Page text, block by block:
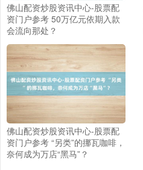
佛山配资炒股资讯中心-股票配
资门户参考 50万亿元依期入款
会流向那处？
佛山配资炒股资讯中心-股票配
资门户参考 “另类”的挪瓦咖啡，
奈何成为万店“黑马”？
上证综指 3925.01